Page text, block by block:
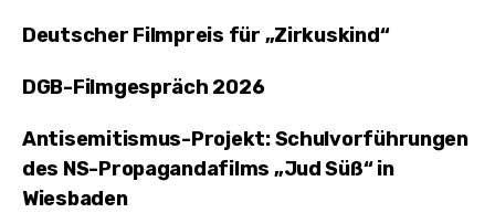
Deutscher Filmpreis für „Zirkuskind“
DGB-Filmgespräch 2026
Antisemitismus-Projekt: Schulvorführungen
des NS-Propagandafilms „Jud Süß“ in
Wiesbaden